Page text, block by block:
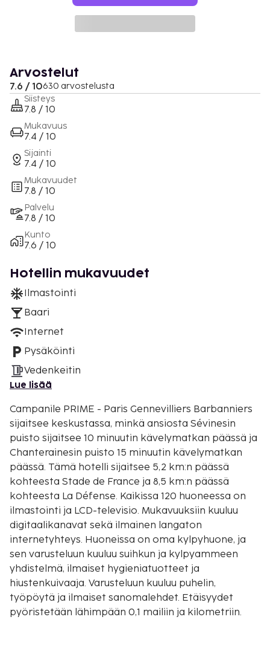
Arvostelut
7.6 / 10630 arvostelusta
Siisteys
7.8 / 10
Mukavuus
7.4 / 10
Sijainti
7.4 / 10
Mukavuudet
7.8 / 10
Palvelu
7.8 / 10
Kunto
7.6 / 10
Hotellin mukavuudet
Ilmastointi
Baari
Internet
Pysäköinti
Vedenkeitin
Lue lisää
Campanile PRIME - Paris Gennevilliers Barbanniers
sijaitsee keskustassa, minkä ansiosta Sévinesin
puisto sijaitsee 10 minuutin kävelymatkan päässä ja
Chanterainesin puisto 15 minuutin kävelymatkan
päässä. Tämä hotelli sijaitsee 5,2 km:n päässä
kohteesta Stade de France ja 8,5 km:n päässä
kohteesta La Défense. Kaikissa 120 huoneessa on
ilmastointi ja LCD-televisio. Mukavuuksiin kuuluu
digitaalikanavat sekä ilmainen langaton
internetyhteys. Huoneissa on oma kylpyhuone, ja
sen varusteluun kuuluu suihkun ja kylpyammeen
yhdistelmä, ilmaiset hygieniatuotteet ja
hiustenkuivaaja. Varusteluun kuuluu puhelin,
työpöytä ja ilmaiset sanomalehdet. Etäisyydet
pyöristetään lähimpään 0,1 mailiin ja kilometriin.